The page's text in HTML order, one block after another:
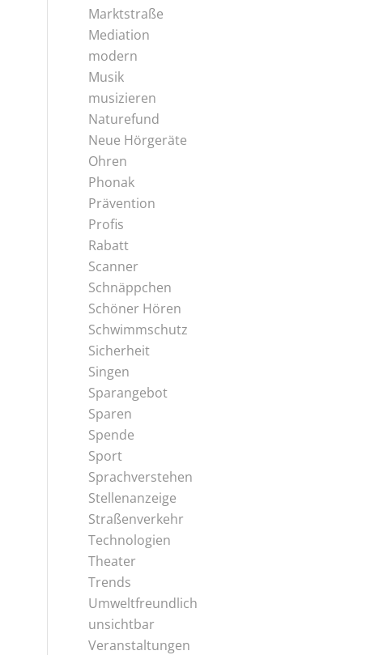
Marktstraße
Mediation
modern
Musik
musizieren
Naturefund
Neue Hörgeräte
Ohren
Phonak
Prävention
Profis
Rabatt
Scanner
Schnäppchen
Schöner Hören
Schwimmschutz
Sicherheit
Singen
Sparangebot
Sparen
Spende
Sport
Sprachverstehen
Stellenanzeige
Straßenverkehr
Technologien
Theater
Trends
Umweltfreundlich
unsichtbar
Veranstaltungen